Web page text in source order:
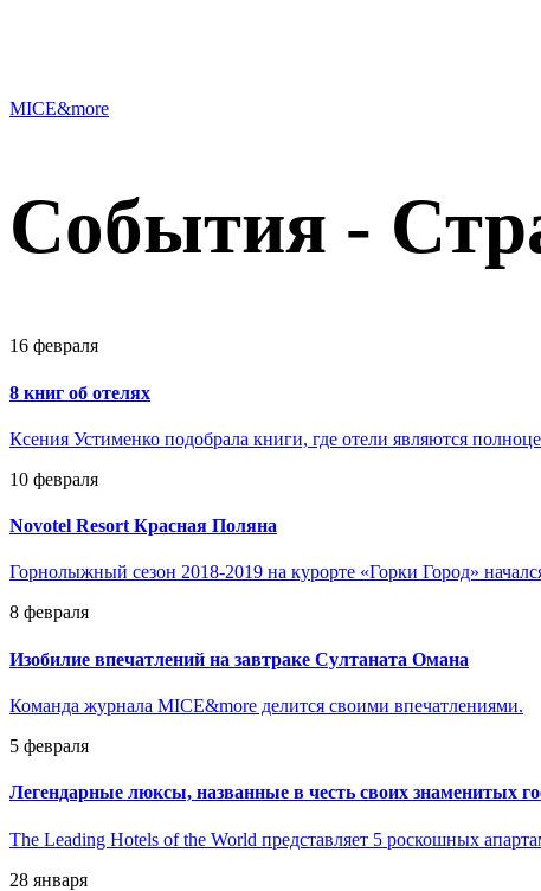
MICE&more
События -
16 февраля
8 книг об отелях
Ксения Устименко подобрала книги, где отели являются
10 февраля
Novotel Resort Красная Поляна
Горнолыжный сезон 2018-2019 на курорте «Горки Город»
8 февраля
Изобилие впечатлений на завтраке Султаната Омана
Команда журнала MICE&more делится своими впечатлениями.
5 февраля
Легендарные люксы, названные в честь своих знаменитых
The Leading Hotels of the World представляет 5 роскошных
28 января